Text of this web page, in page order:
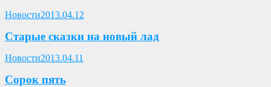
НовостиОпубликовано
2013.04.12
Старые сказки на новый лад
НовостиОпубликовано
2013.04.11
Сорок пять